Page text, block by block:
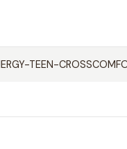
TEEN-